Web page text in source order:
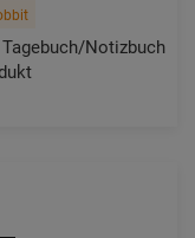
Notizbuch